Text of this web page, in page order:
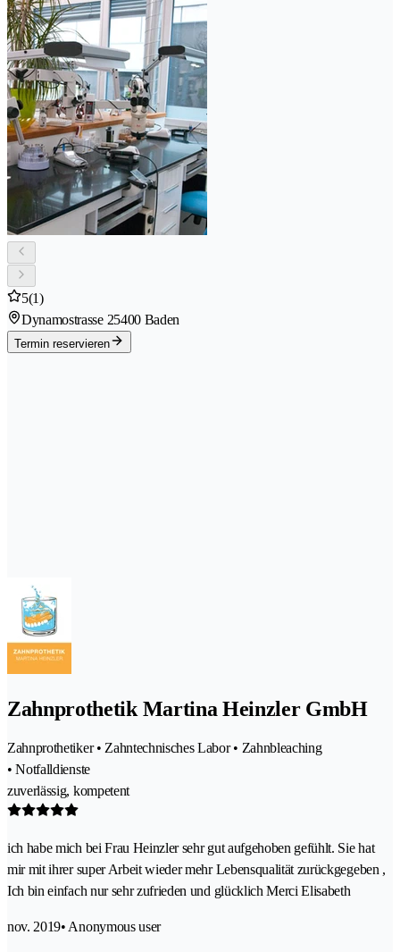
5(1)
Dynamostrasse 25400 Baden
Termin reservieren
Zahnprothetik Martina Heinzler GmbH
Zahnprothetiker • Zahntechnisches Labor • Zahnbleaching
• Notfalldienste
zuverlässig, kompetent
ich habe mich bei Frau Heinzler sehr gut aufgehoben gefühlt. Sie hat
mir mit ihrer super Arbeit wieder mehr Lebensqualität zurückgegeben ,
Ich bin einfach nur sehr zufrieden und glücklich Merci Elisabeth
nov. 2019• Anonymous user